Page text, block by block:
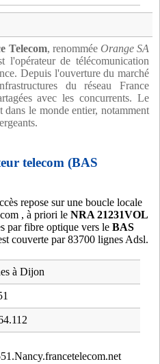
Telecom, renommée Orange SA
l'opérateur de télécomunication
Depuis l'ouverture du marché
du réseau France
avec les concurrents. Le
dans le monde entier, notamment
telecom (BAS
repose sur une boucle locale
, à priori le NRA 21231VOL
par fibre optique vers le BAS
couverte par 83700 lignes Adsl.
à Dijon